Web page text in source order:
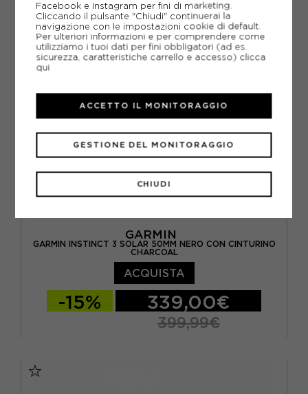
GARMIN
GARMIN INSTINCT 3 SOLAR 50MM NERO CON CINTURINO
CHARCOAL
ACQUISTA
-15% 339,00€
399,99€
Facebook e Instagram per fini di marketing.
Cliccando il pulsante "Chiudi" continuerai la
navigazione con le impostazioni cookie di default.
Per ulteriori informazioni e per comprendere come
utilizziamo i tuoi dati per fini obbligatori (ad es.
sicurezza, caratteristiche carrello e accesso) clicca
qui
CHIUDI
GESTIONE DEL MONITORAGGIO
ACCETTO IL MONITORAGGIO